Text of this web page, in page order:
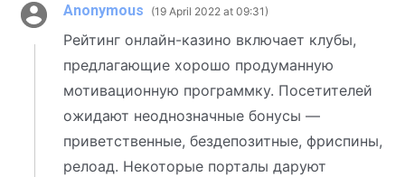
Anonymous 19 April 2022 at 09:31
Рейтинг онлайн-казино включает клубы,
предлагающие хорошо продуманную
мотивационную программку. Посетителей
ожидают неоднозначные бонусы —
приветственные, бездепозитные, фриспины,
релоад. Некоторые порталы даруют